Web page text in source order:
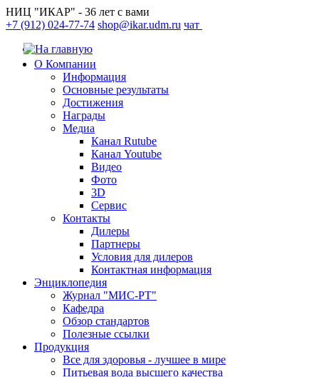
НИЦ "ИКАР" - 36 лет с вами
+7 (912) 024-77-74 shop@ikar.udm.ru чат
О Компании
Информация
Основные результаты
Достижения
Награды
Медиа
Канал Rutube
Канал Youtube
Видео
Фото
3D
Сервис
Контакты
Дилеры
Партнеры
Условия для дилеров
Контактная информация
Энциклопедия
Журнал "МИС-РТ"
Кафедра
Обзор стандартов
Полезные ссылки
Продукция
Все для здоровья - лучшее в мире
Питьевая вода высшего качества